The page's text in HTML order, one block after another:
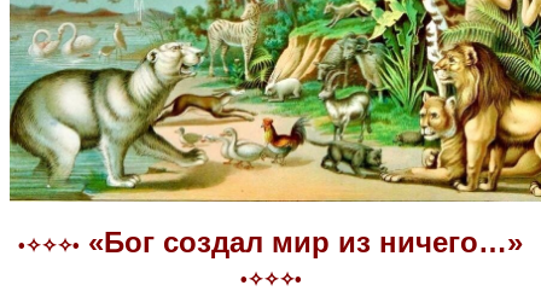
•✧✧✧• «Бог создал мир из ничего…»
•✧✧✧•